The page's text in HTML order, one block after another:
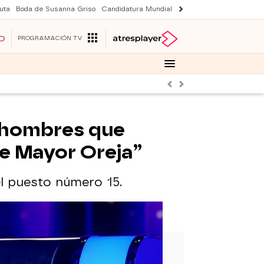
Boda de Susanna Griso Candidatura Mundial 2030
PROGRAMACIÓN TV
AnteriorSiguiente
que
Mayor Oreja”
número 15.
Nueva York